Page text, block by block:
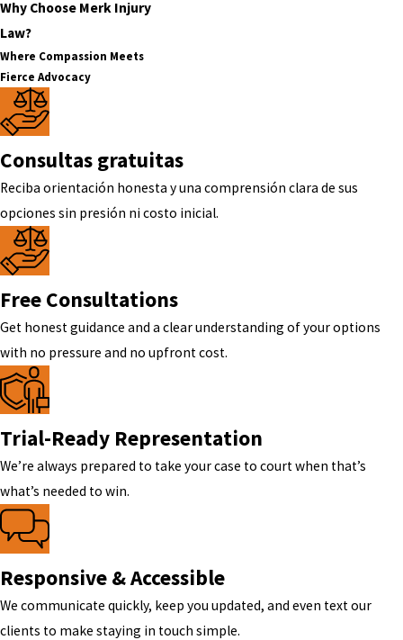
Why Choose Merk Injury
Law?
Where Compassion Meets
Fierce Advocacy
Consultas gratuitas
Reciba orientación honesta y una comprensión clara de sus
opciones sin presión ni costo inicial.
Free Consultations
Get honest guidance and a clear understanding of your options
with no pressure and no upfront cost.
Trial-Ready Representation
We’re always prepared to take your case to court when that’s
what’s needed to win.
Responsive & Accessible
We communicate quickly, keep you updated, and even text our
clients to make staying in touch simple.